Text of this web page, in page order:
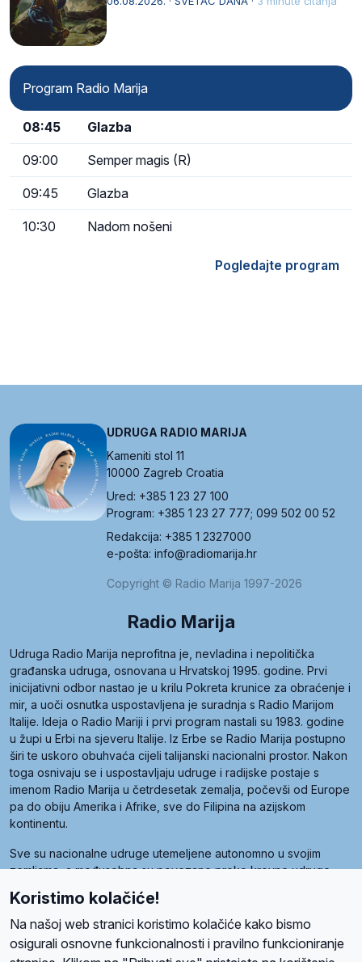
Program Radio Marija
08:45 Glazba
09:00 Semper magis (R)
09:45 Glazba
10:30 Nadom nošeni
Pogledajte program
UDRUGA RADIO MARIJA
Kameniti stol 11
10000 Zagreb Croatia
Ured: +385 1 23 27 100
Program: +385 1 23 27 777; 099 502 00 52
Redakcija: +385 1 2327000
e-pošta: info@radiomarija.hr
Copyright © Radio Marija 1997-2026
Radio Marija
Udruga Radio Marija neprofitna je, nevladina i nepolitička
građanska udruga, osnovana u Hrvatskoj 1995. godine. Prvi
inicijativni odbor nastao je u krilu Pokreta krunice za obraćenje i
mir, a uoči osnutka uspostavljena je suradnja s Radio Marijom
Italije. Ideja o Radio Mariji i prvi program nastali su 1983. godine
u župi u Erbi na sjeveru Italije. Iz Erbe se Radio Marija postupno
širi te uskoro obuhvaća cijeli talijanski nacionalni prostor. Nakon
toga osnivaju se i uspostavljaju udruge i radijske postaje s
imenom Radio Marija u četrdesetak zemalja, počevši od Europe
pa do obiju Amerika i Afrike, sve do Filipina na azijskom
kontinentu.
Sve su nacionalne udruge utemeljene autonomno u svojim
zemljama, a međusobna su povezane preko krovne udruge
Radio Maria). Svjetsku obitelj utemeljilo je sedam članica, među
kojima je i hrvatska Udruga Radio Marija.
Koristimo kolačiće!
Na našoj web stranici koristimo kolačiće kako bismo
osigurali osnovne funkcionalnosti i pravilno funkcioniranje